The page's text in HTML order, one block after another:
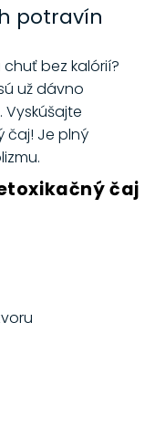
potravín
bez kalórií?
už dávno
čaj! Je plný
čaj